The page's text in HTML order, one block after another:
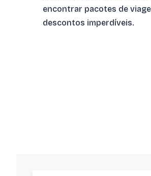
encontrar pacotes de
descontos imperdíveis.